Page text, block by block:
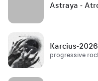
Astraya -
Karcius-
progressive